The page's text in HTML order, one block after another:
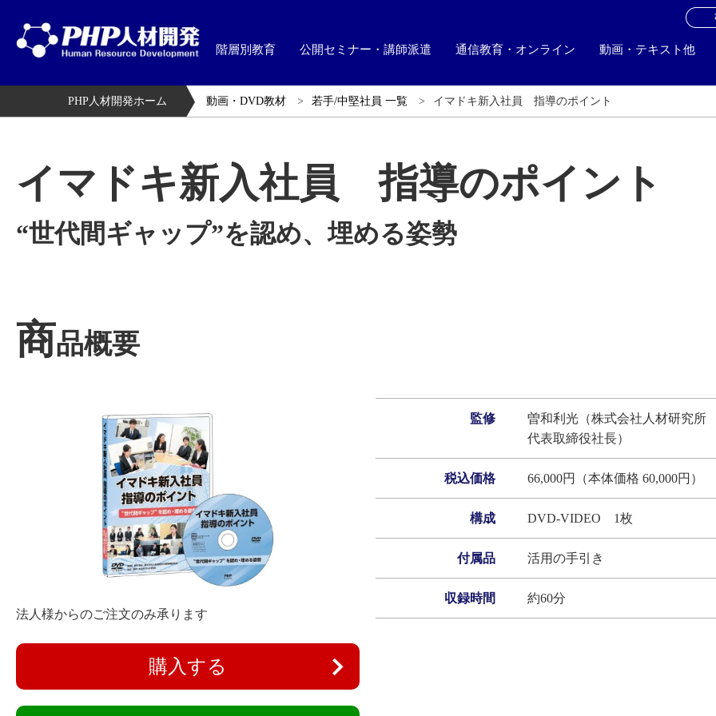
階層別教育 公開セミナー・講師派遣 通信教育・オンライン 動画・テキスト他
PHP人材開発ホーム 動画・DVD教材 若手/中堅社員 一覧 イマドキ新入社員 指導のポイント
イマドキ新入社員 指導のポイント
“世代間ギャップ”を認め、埋める姿勢
商品概要
法人様からのご注文のみ承ります
購入する
監修
曽和利光（株式会社人材研究
代表取締役社長）
税込価格 66,000円（本体価格 60,000円）
構成 DVD-VIDEO 1枚
付属品 活用の手引き
収録時間 約60分